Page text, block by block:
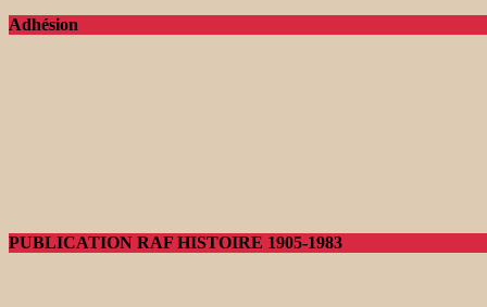
Adhésion
PUBLICATION RAF HISTOIRE 1905-1983